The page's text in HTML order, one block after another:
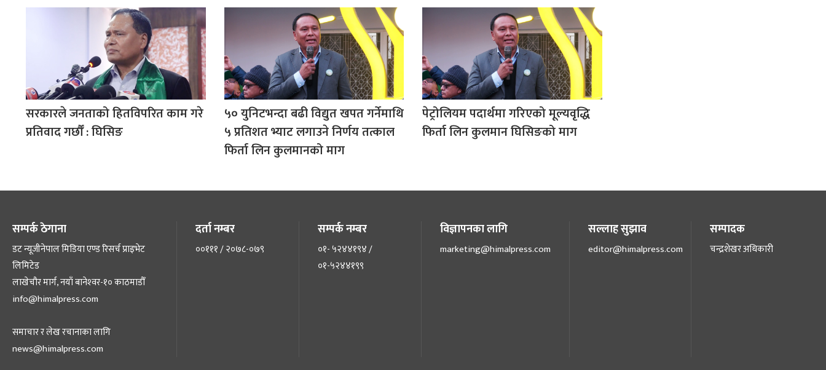
सरकारले जनताको हितविपरित काम गरे
प्रतिवाद गर्छौँ : घिसिङ
५० युनिटभन्दा बढी विद्युत खपत गर्नेमाथि
५ प्रतिशत भ्याट लगाउने निर्णय तत्काल
फिर्ता लिन कुलमानको माग
पेट्रोलियम पदार्थमा गरिएको मूल्यवृद्धि
फिर्ता लिन कुलमान घिसिङको माग
सम्पर्क ठेगाना
डट न्यूजीनेपाल मिडिया एण्ड रिसर्च प्राइभेट
लिमिटेड
लाखेचौर मार्ग, नयाँ बानेश्‍वर-१० काठमाडौँ
info@himalpress.com
समाचार र लेख रचानाका लागि
news@himalpress.com
दर्ता नम्बर
००१११ / २०७८-०७९
सम्पर्क नम्बर
०१- ५२४४१९४ /
०१-५२४४१९९
विज्ञापनका लागि
marketing@himalpress.com
सल्लाह सुझाव
editor@himalpress.com
सम्पादक
चन्द्रशेखर अधिकारी